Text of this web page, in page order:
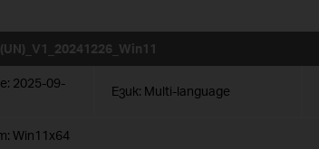
2025-09-
Език: Multi-language
Win11x64